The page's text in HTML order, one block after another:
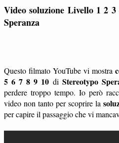
Video soluzione Livello 1 2
Speranza
Questo filmato YouTube vi mostra
5 6 7 8 9 10 di Stereotypo
perdere troppo tempo. Io però
video non tanto per scoprire la
per capire il passaggio che vi